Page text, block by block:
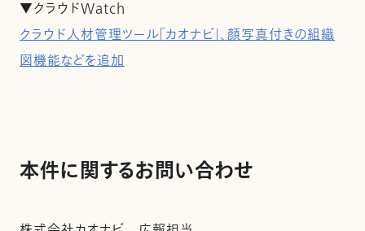
▼クラウドWatch
クラウド人材管理ツール「カオナビ」、顔写真付きの組織
図機能などを追加
本件に関するお問い合わせ